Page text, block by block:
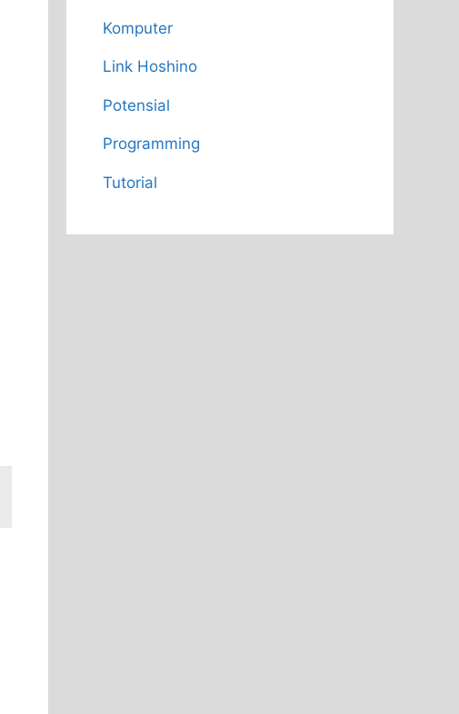
Komputer
Link Hoshino
Potensial
Programming
Tutorial